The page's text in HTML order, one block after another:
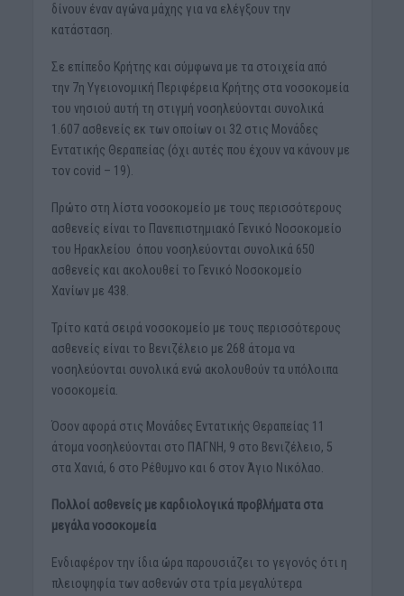
δίνουν έναν αγώνα μάχης για να ελέγξουν την
κατάσταση.
Σε επίπεδο Κρήτης και σύμφωνα με τα στοιχεία από
την 7η Υγειονομική Περιφέρεια Κρήτης στα νοσοκομεία
του νησιού αυτή τη στιγμή νοσηλεύονται συνολικά
1.607 ασθενείς εκ των οποίων οι 32 στις Μονάδες
Εντατικής Θεραπείας (όχι αυτές που έχουν να κάνουν με
τον covid – 19).
Πρώτο στη λίστα νοσοκομείο με τους περισσότερους
ασθενείς είναι το Πανεπιστημιακό Γενικό Νοσοκομείο
του Ηρακλείου όπου νοσηλεύονται συνολικά 650
ασθενείς και ακολουθεί το Γενικό Νοσοκομείο
Χανίων με 438.
Τρίτο κατά σειρά νοσοκομείο με τους περισσότερους
ασθενείς είναι το Βενιζέλειο με 268 άτομα να
νοσηλεύονται συνολικά ενώ ακολουθούν τα υπόλοιπα
νοσοκομεία.
Όσον αφορά στις Μονάδες Εντατικής Θεραπείας 11
άτομα νοσηλεύονται στο ΠΑΓΝΗ, 9 στο Βενιζέλειο, 5
στα Χανιά, 6 στο Ρέθυμνο και 6 στον Άγιο Νικόλαο.
Πολλοί ασθενείς με καρδιολογικά προβλήματα στα
μεγάλα νοσοκομεία
Ενδιαφέρον την ίδια ώρα παρουσιάζει το γεγονός ότι η
πλειοψηφία των ασθενών στα τρία μεγαλύτερα